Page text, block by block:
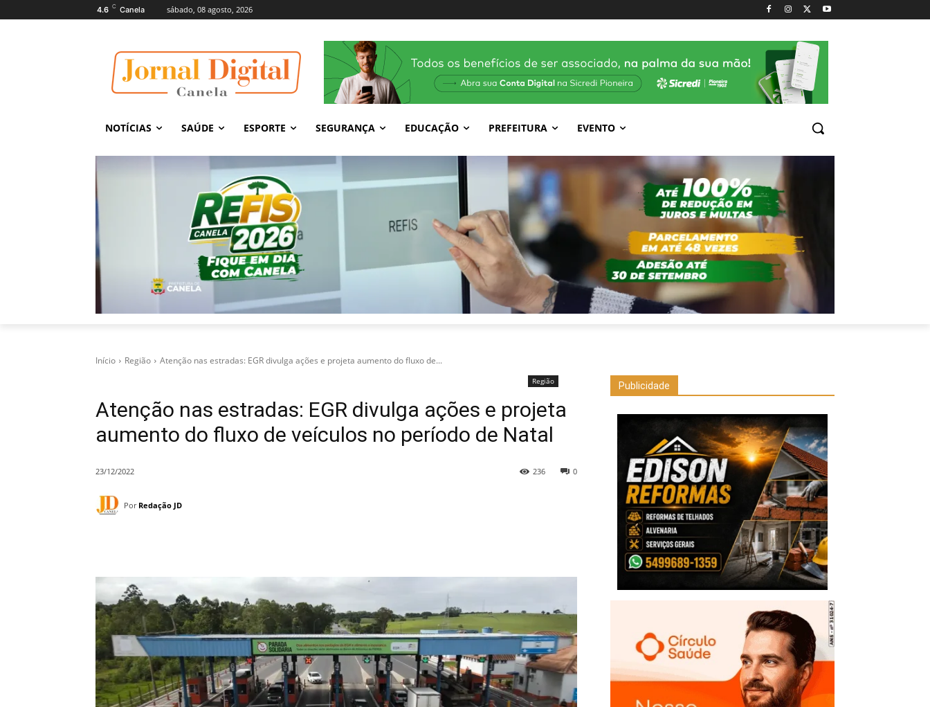
4.6 C Canela sábado, 08 agosto, 2026
NOTÍCIAS SAÚDE ESPORTE SEGURANÇA EDUCAÇÃO PREFEITURA EVENTO
Início Região Atenção nas estradas: EGR divulga ações e projeta aumento do fluxo de...
Região
Atenção nas estradas: EGR divulga ações e projeta
aumento do fluxo de veículos no período de Natal
23/12/2022 0
236
Por Redação JD
Publicidade